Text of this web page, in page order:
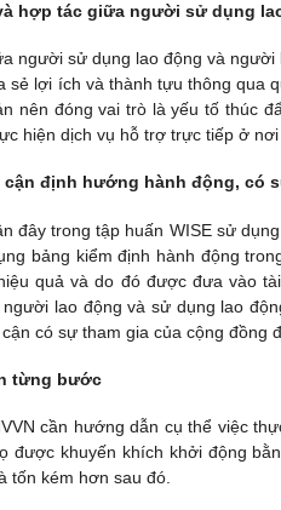
hợp tác giữa người sử dụng
người sử dụng lao động và
sẻ lợi ích và thành tựu thông qua
nên đóng vai trò là yếu tố thúc
hiện dịch vụ hỗ trợ trực tiếp ở nơi
cận định hướng hành động, có
đây trong tập huấn WISE sử
bảng kiểm định hành động
quả và do đó được đưa vào
lao động và sử dụng lao
có sự tham gia của cộng đồng
từng bước
cần hướng dẫn cụ thể việc
được khuyến khích khởi động
tốn kém hơn sau đó.